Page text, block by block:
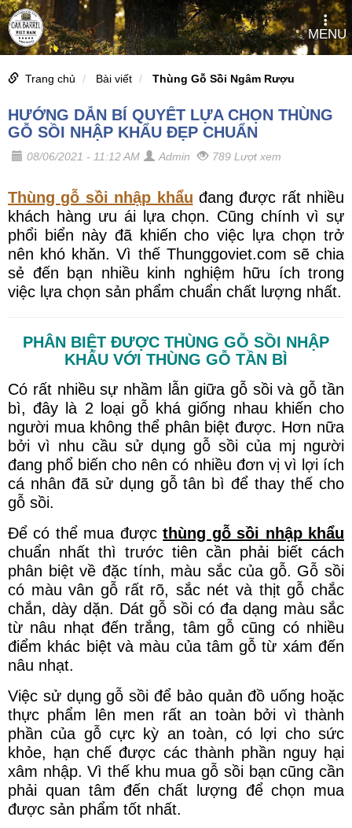
MENU
Trang chủ Bài viết Thùng Gỗ Sồi Ngâm Rượu
HƯỚNG DẪN BÍ QUYẾT LỰA CHỌN THÙNG
GỖ SỒI NHẬP KHẨU ĐẸP CHUẨN
08/06/2021 - 11:12 AM Admin 789 Lượt xem
Thùng gỗ sồi nhập khẩu đang được rất nhiều
khách hàng ưu ái lựa chọn. Cũng chính vì sự
phổi biển này đã khiến cho việc lựa chọn trở
nên khó khăn. Vì thế Thunggoviet.com sẽ chia
sẻ đến bạn nhiều kinh nghiệm hữu ích trong
việc lựa chọn sản phẩm chuẩn chất lượng nhất.
PHÂN BIỆT ĐƯỢC THÙNG GỖ SỒI NHẬP
KHẨU VỚI THÙNG GỖ TẦN BÌ
Có rất nhiều sự nhầm lẫn giữa gỗ sồi và gỗ tần
bì, đây là 2 loại gỗ khá giống nhau khiến cho
người mua không thể phân biệt được. Hơn nữa
bởi vì nhu cầu sử dụng gỗ sồi của mj người
đang phổ biến cho nên có nhiều đơn vị vì lợi ích
cá nhân đã sử dụng gỗ tân bì để thay thế cho
gỗ sồi.
Để có thể mua đượcthùng gỗ sồi nhập khẩu
chuẩn nhất thì trước tiên cần phải biết cách
phân biệt về đặc tính, màu sắc của gỗ. Gỗ sồi
có màu vân gỗ rất rõ, sắc nét và thịt gỗ chắc
chắn, dày dặn. Dát gỗ sồi có đa dạng màu sắc
từ nâu nhạt đến trắng, tâm gỗ cũng có nhiều
điểm khác biệt và màu của tâm gỗ từ xám đến
nâu nhạt.
Việc sử dụng gỗ sồi để bảo quản đồ uống hoặc
thực phẩm lên men rất an toàn bởi vì thành
phần của gỗ cực kỳ an toàn, có lợi cho sức
khỏe, hạn chế được các thành phần nguy hại
xâm nhập. Vì thế khu mua gỗ sồi bạn cũng cần
phải quan tâm đến chất lượng để chọn mua
được sản phẩm tốt nhất.